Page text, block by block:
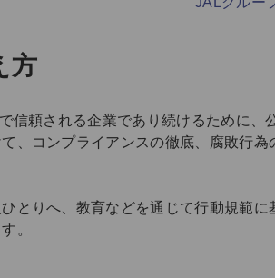
方
信頼される企業であり続けるために、
、コンプライアンスの徹底、腐敗行
とりへ、教育などを通じて行動規範
。